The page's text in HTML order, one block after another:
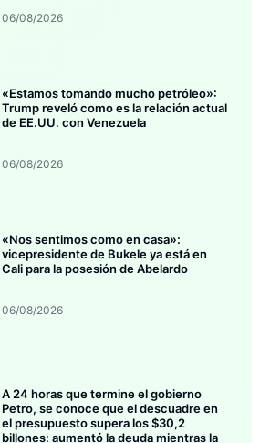
06/08/2026
«Estamos tomando mucho petróleo»:
Trump reveló como es la relación actual
de EE.UU. con Venezuela
06/08/2026
«Nos sentimos como en casa»:
vicepresidente de Bukele ya está en
Cali para la posesión de Abelardo
06/08/2026
A 24 horas que termine el gobierno
Petro, se conoce que el descuadre en
el presupuesto supera los $30,2
billones: aumentó la deuda mientras la